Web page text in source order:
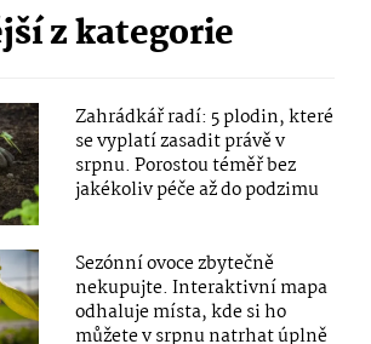
z kategorie
Zahrádkář radí: 5 plodin, které
se vyplatí zasadit právě v
srpnu. Porostou téměř bez
jakékoliv péče až do podzimu
Sezónní ovoce zbytečně
nekupujte. Interaktivní mapa
odhaluje místa, kde si ho
můžete v srpnu natrhat úplně